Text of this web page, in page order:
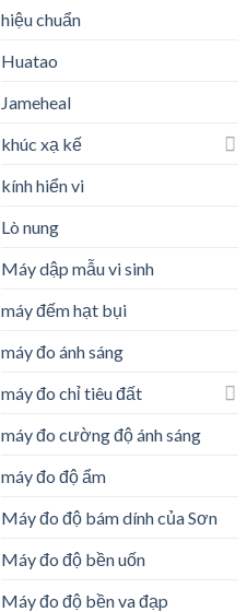
hiệu chuẩn
Huatao
Jameheal
khúc xạ kế
kính hiển vi
Lò nung
Máy dập mẫu vi sinh
máy đếm hạt bụi
máy đo ánh sáng
máy đo chỉ tiêu đất
máy đo cường độ ánh sáng
máy đo độ ẩm
Máy đo độ bám dính của Sơn
Máy đo độ bền uốn
Máy đo độ bền va đạp